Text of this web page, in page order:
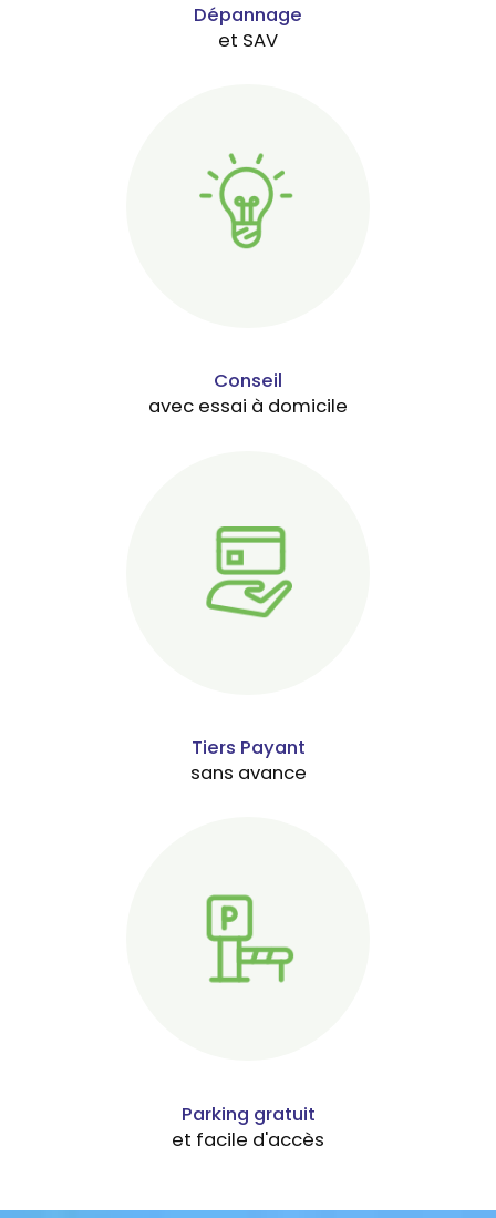
Dépannage
et SAV
Conseil
avec essai à domicile
Tiers Payant
sans avance
Parking gratuit
et facile d'accès